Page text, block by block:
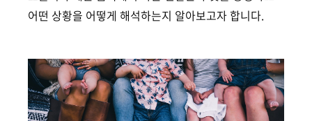
어떤 상황을 어떻게 해석하는지 알아보고자 합니다.